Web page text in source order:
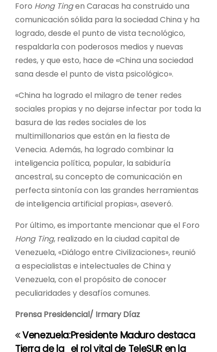
Foro Hong Tingen Caracas ha construido una
comunicación sólida para la sociedad China y ha
logrado, desde el punto de vista tecnológico,
respaldarla con poderosos medios y nuevas
redes, y que esto, hace de «China una sociedad
sana desde el punto de vista psicológico».
«China ha logrado el milagro de tener redes
sociales propias y no dejarse infectar por toda la
basura de las redes sociales de los
multimillonarios que están en la fiesta de
Venecia. Además, ha logrado combinar la
inteligencia política, popular, la sabiduría
ancestral, su concepto de comunicación en
perfecta sintonía con las grandes herramientas
de inteligencia artificial propias», aseveró.
Por último, es importante mencionar que el Foro
Hong Ting, realizado en la ciudad capital de
Venezuela, «Diálogo entre Civilizaciones», reunió
a especialistas e intelectuales de China y
Venezuela, con el propósito de conocer
peculiaridades y desafíos comunes.
Prensa Presidencial/ Irmary Díaz
N
Presidente Maduro destaca
el rol vital de TeleSUR en la
Venezuela:
Tierra de la